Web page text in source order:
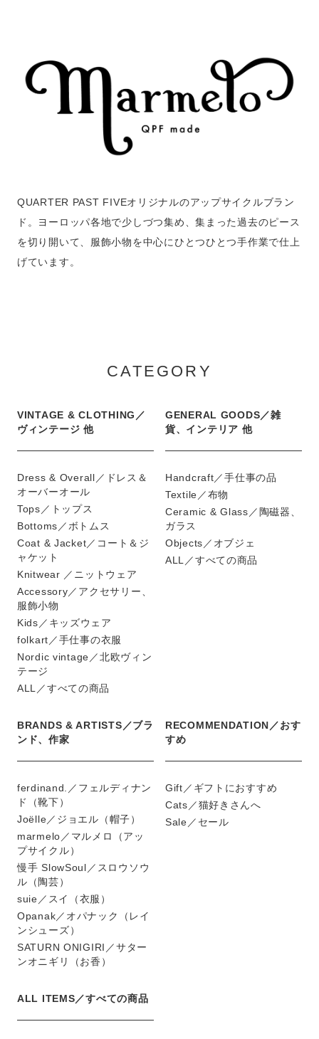
QUARTER PAST FIVEオリジナルのアップサイクルブラン
ド。ヨーロッパ各地で少しづつ集め、集まった過去のピース
を切り開いて、服飾小物を中心にひとつひとつ手作業で仕上
げています。
CATEGORY
VINTAGE & CLOTHING／
ヴィンテージ 他
Dress & Overall／ドレス＆
オーバーオール
Tops／トップス
Bottoms／ボトムス
Coat & Jacket／コート＆ジ
ャケット
Knitwear ／ニットウェア
Accessory／アクセサリー、
服飾小物
Kids／キッズウェア
folkart／手仕事の衣服
Nordic vintage／北欧ヴィン
テージ
ALL／すべての商品
GENERAL GOODS／雑
貨、インテリア 他
Handcraft／手仕事の品
Textile／布物
Ceramic & Glass／陶磁器、
ガラス
Objects／オブジェ
ALL／すべての商品
BRANDS & ARTISTS／ブラ
ンド、作家
ferdinand.／フェルディナン
ド（靴下）
Joëlle／ジョエル（帽子）
marmelo／マルメロ（アッ
プサイクル）
慢手 SlowSoul／スロウソウ
ル（陶芸）
suie／スイ（衣服）
Opanak／オパナック（レイ
ンシューズ）
SATURN ONIGIRI／サター
ンオニギリ（お香）
RECOMMENDATION／おす
すめ
Gift／ギフトにおすすめ
Cats／猫好きさんへ
Sale／セール
ALL ITEMS／すべての商品